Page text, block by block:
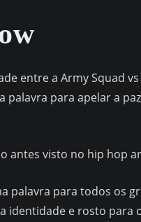
entre a Army Squad
para apelar a
antes visto no hip hop
palavra para todos os
identidade e rosto para